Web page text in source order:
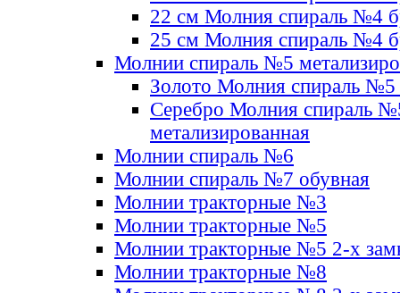
22 см Молния спираль №4
25 см Молния спираль №4
Молнии спираль №5
Золото Молния спираль №5
Серебро Молния спираль
метализированная
Молнии спираль №6
Молнии спираль №7 обувная
Молнии тракторные №3
Молнии тракторные №5
Молнии тракторные №5 2-х
Молнии тракторные №8